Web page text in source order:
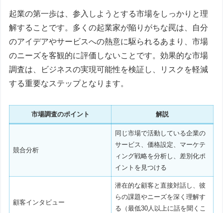
起業の第一歩は、参入しようとする市場をしっかりと理
解することです。多くの起業家が陥りがちな罠は、自分
のアイデアやサービスへの熱意に駆られるあまり、市場
のニーズを客観的に評価しないことです。効果的な市場
調査は、ビジネスの実現可能性を検証し、リスクを軽減
する重要なステップとなります。
市場調査のポイント 解説
競合分析
同じ市場で活動している企業の
サービス、価格設定、マーケテ
ィング戦略を分析し、差別化ポ
イントを見つける
顧客インタビュー
潜在的な顧客と直接対話し、彼
らの課題やニーズを深く理解す
る（最低30人以上に話を聞くこ